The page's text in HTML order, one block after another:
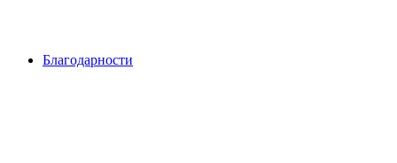
Благодарности